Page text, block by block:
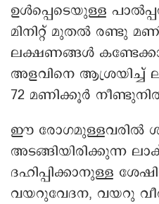
ഉള്‍പ്പെടെയുള്ള
മിനിറ്റ് മുതൽ രണ്ടു
ലക്ഷണങ്ങൾ
അളവിനെ
72 മണിക്കൂർ
ഈ രോഗമുള്ളവരില്‍
അടങ്ങിയിരിക്കുന്ന
ദഹിപ്പിക്കാനുള്ള
വയറുവേദന, വയറു